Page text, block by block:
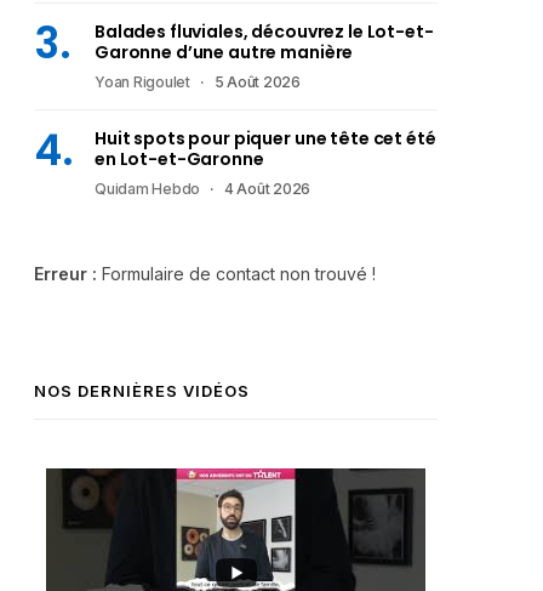
Balades fluviales, découvrez le Lot-et-
Garonne d’une autre manière
Yoan Rigoulet 5 Août 2026
Huit spots pour piquer une tête cet été
en Lot-et-Garonne
Quidam Hebdo 4 Août 2026
Erreur : Formulaire de contact non trouvé !
NOS DERNIÈRES VIDÉOS